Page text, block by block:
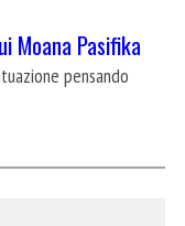
Moana Pasifika
pensando